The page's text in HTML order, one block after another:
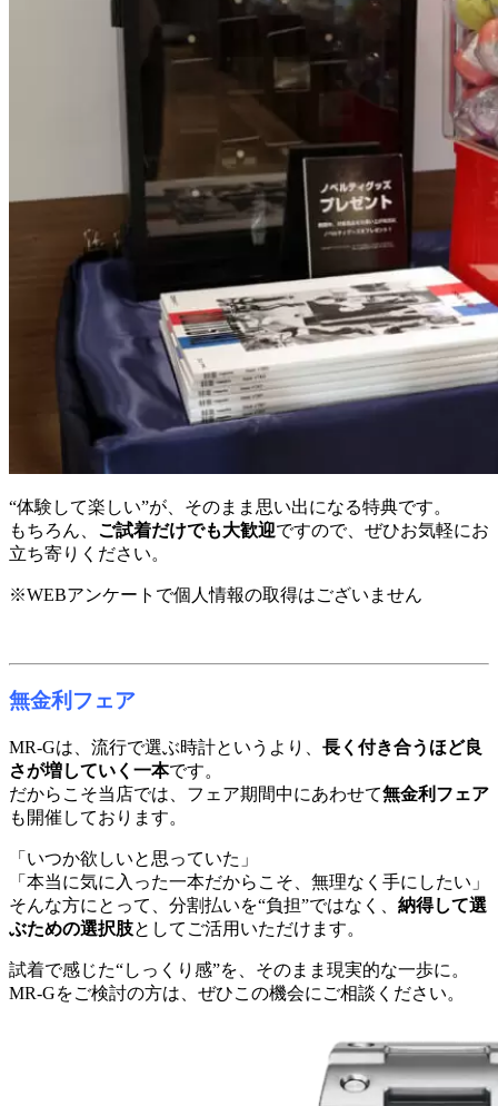
“体験して楽しい”が、そのまま思い出になる特典です。
もちろん、 ご試着だけでも大歓迎ですので、ぜひお気軽にお
立ち寄りください。
※WEBアンケートで個人情報の取得はございません
無金利フェア
MR-Gは、流行で選ぶ時計というより、 長く付き合うほど良
さが増していく一本です。
だからこそ当店では、フェア期間中にあわせて無金利フェア
も開催しております。
「いつか欲しいと思っていた」
「本当に気に入った一本だからこそ、無理なく手にしたい」
そんな方にとって、分割払いを“負担”ではなく、 納得して選
ぶための選択肢としてご活用いただけます。
試着で感じた“しっくり感”を、そのまま現実的な一歩に。
MR-Gをご検討の方は、ぜひこの機会にご相談ください。